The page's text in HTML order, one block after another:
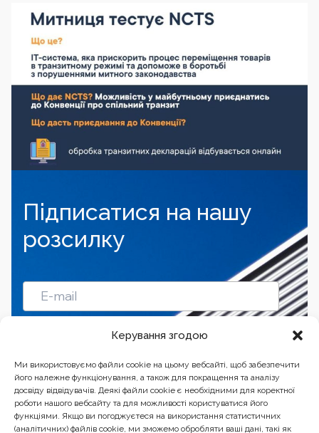
Керування згодою
Ми використовуємо файли cookie на цьому вебсайті, щоб забезпечити
його належне функціонування, а також для покращення та аналізу
досвіду відвідувачів. Деякі файли cookie є необхідними для коректної
роботи нашого вебсайту та для можливості користуватися його
функціями. Якщо ви погоджуєтеся на використання статистичних
(аналітичних) файлів cookie, ми зможемо обробляти ваші дані, такі як
Підписатися на нашу
розсилку
Підписатись